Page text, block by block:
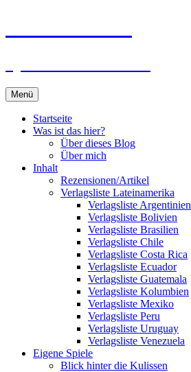
Menü
Startseite
Was ist das hier?
Über dieses Blog
Über mich
Inhalt
Rezensionen/Artikel
Verlagsliste Lateinamerika
Verlagsliste Argentinien
Verlagsliste Bolivien
Verlagsliste Brasilien
Verlagsliste Chile
Verlagsliste Costa Rica
Verlagsliste Ecuador
Verlagsliste Guatemala
Verlagsliste Kolumbien
Verlagsliste Mexiko
Verlagsliste Peru
Verlagsliste Uruguay
Verlagsliste Venezuela
Eigene Spiele
Blick hinter die Kulissen